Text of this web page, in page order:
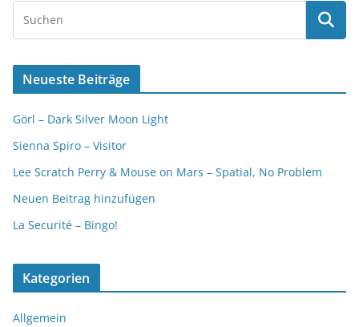
Neueste Beiträge
Görl – Dark Silver Moon Light
Sienna Spiro – Visitor
Lee Scratch Perry & Mouse on Mars – Spatial, No Problem
Neuen Beitrag hinzufügen
La Securité – Bingo!
Kategorien
Allgemein